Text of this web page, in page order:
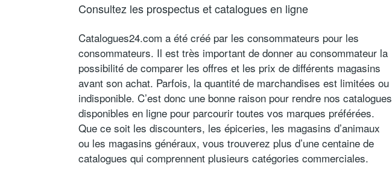
Consultez les prospectus et catalogues en ligne
Catalogues24.com a été créé par les consommateurs pour les
consommateurs. Il est très important de donner au consommateur la
possibilité de comparer les offres et les prix de différents magasins
avant son achat. Parfois, la quantité de marchandises est limitées ou
indisponible. C’est donc une bonne raison pour rendre nos catalogues
disponibles en ligne pour parcourir toutes vos marques préférées.
Que ce soit les discounters, les épiceries, les magasins d’animaux
ou les magasins généraux, vous trouverez plus d’une centaine de
catalogues qui comprennent plusieurs catégories commerciales.